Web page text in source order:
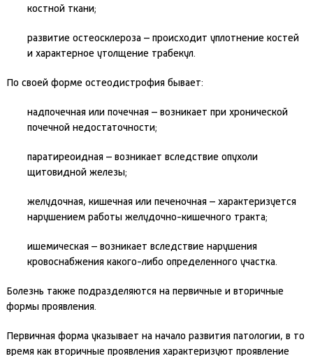
костной ткани;
развитие остеосклероза – происходит уплотнение костей
и характерное утолщение трабекул.
По своей форме остеодистрофия бывает:
надпочечная или почечная – возникает при хронической
почечной недостаточности;
паратиреоидная – возникает вследствие опухоли
щитовидной железы;
желудочная, кишечная или печеночная – характеризуется
нарушением работы желудочно-кишечного тракта;
ишемическая – возникает вследствие нарушения
кровоснабжения какого-либо определенного участка.
Болезнь также подразделяются на первичные и вторичные
формы проявления.
Первичная форма указывает на начало развития патологии, в то
время как вторичные проявления характеризуют проявление